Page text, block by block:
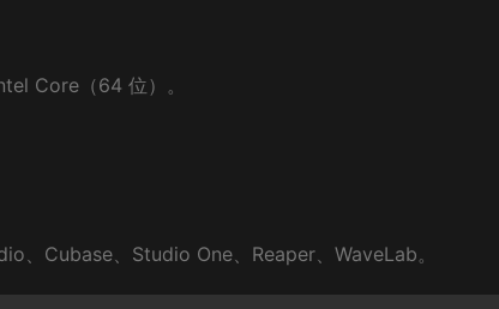
Core（64 位）。
、Cubase、Studio One、Reaper、WaveLab。